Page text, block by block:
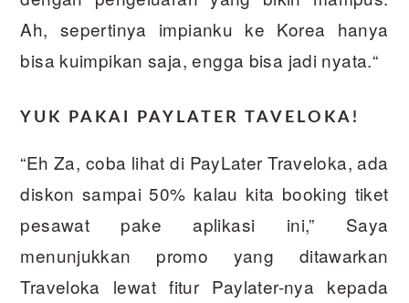
Ah, sepertinya impianku ke Korea hanya
bisa kuimpikan saja, engga bisa jadi nyata.“
YUK PAKAI PAYLATER TAVELOKA!
“Eh Za, coba lihat di PayLater Traveloka, ada
diskon sampai 50% kalau kita booking tiket
pesawat pake aplikasi ini,” Saya
menunjukkan promo yang ditawarkan
Traveloka lewat fitur Paylater-nya kepada